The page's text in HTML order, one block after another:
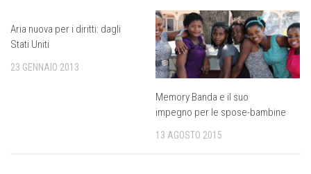
Aria nuova per i diritti: dagli
Stati Uniti
23 GENNAIO 2013
Memory Banda e il suo
impegno per le spose-bambine
13 AGOSTO 2015